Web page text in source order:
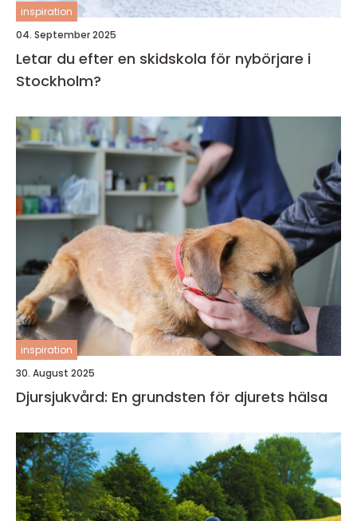
inspiration
04. September 2025
Letar du efter en skidskola för nybörjare i
Stockholm?
inspiration
30. August 2025
Djursjukvård: En grundsten för djurets hälsa